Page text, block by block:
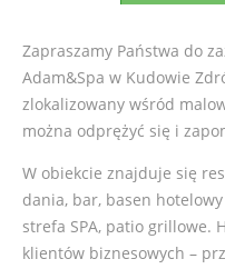
Zapraszamy Państwa do
Adam&Spa w Kudowie
zlokalizowany wśród
można odprężyć się i
W obiekcie znajduje się
dania, bar, basen
strefa SPA, patio grillowe.
klientów biznesowych –